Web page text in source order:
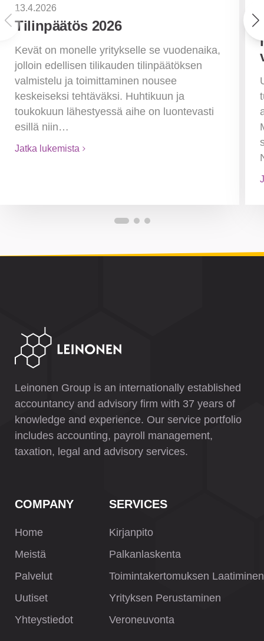
13.4.2026
Tilinpäätös 2026
Kevät on monelle yritykselle se vuodenaika,
jolloin edellisen tilikauden tilinpäätöksen
valmistelu ja toimittaminen nousee
keskeiseksi tehtäväksi. Huhtikuun ja
toukokuun lähestyessä aihe on luontevasti
esillä niin…
Jatka lukemista
Leinonen Group is an internationally established
accountancy and advisory firm with 37 years of
knowledge and experience. Our service portfolio
includes accounting, payroll management,
taxation, legal and advisory services.
COMPANY
Home
Meistä
Palvelut
Uutiset
Yhteystiedot
SERVICES
Kirjanpito
Palkanlaskenta
Toimintakertomuksen Laatiminen
Yrityksen Perustaminen
Veroneuvonta